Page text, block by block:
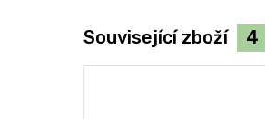
Související zboží 4